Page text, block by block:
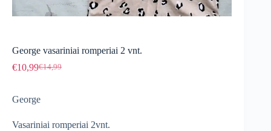
George vasariniai romperiai 2 vnt.
€14,99
Original
€14,99.
€10,99Current
€10,99.
George
Vasariniai romperiai 2vnt.